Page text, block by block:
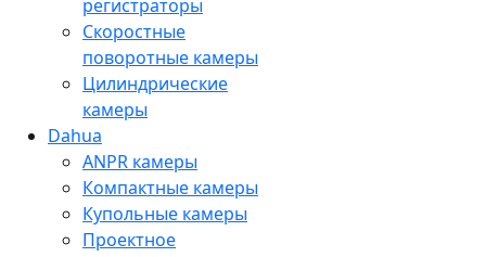
регистраторы
Скоростные
поворотные камеры
Цилиндрические
камеры
Dahua
ANPR камеры
Компактные камеры
Купольные камеры
Проектное